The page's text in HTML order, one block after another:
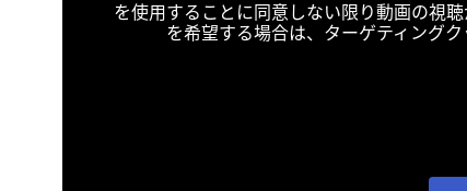
を使用することに同意しない限り動画の視
を希望する場合は、ターゲティング